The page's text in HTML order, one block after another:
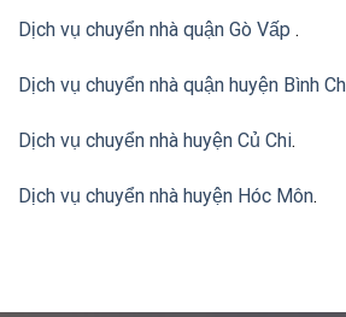
Dịch vụ chuyển nhà quận Gò Vấp .
Dịch vụ chuyển nhà quận huyện Bình
Dịch vụ chuyển nhà huyện Củ Chi.
Dịch vụ chuyển nhà huyện Hóc Môn.